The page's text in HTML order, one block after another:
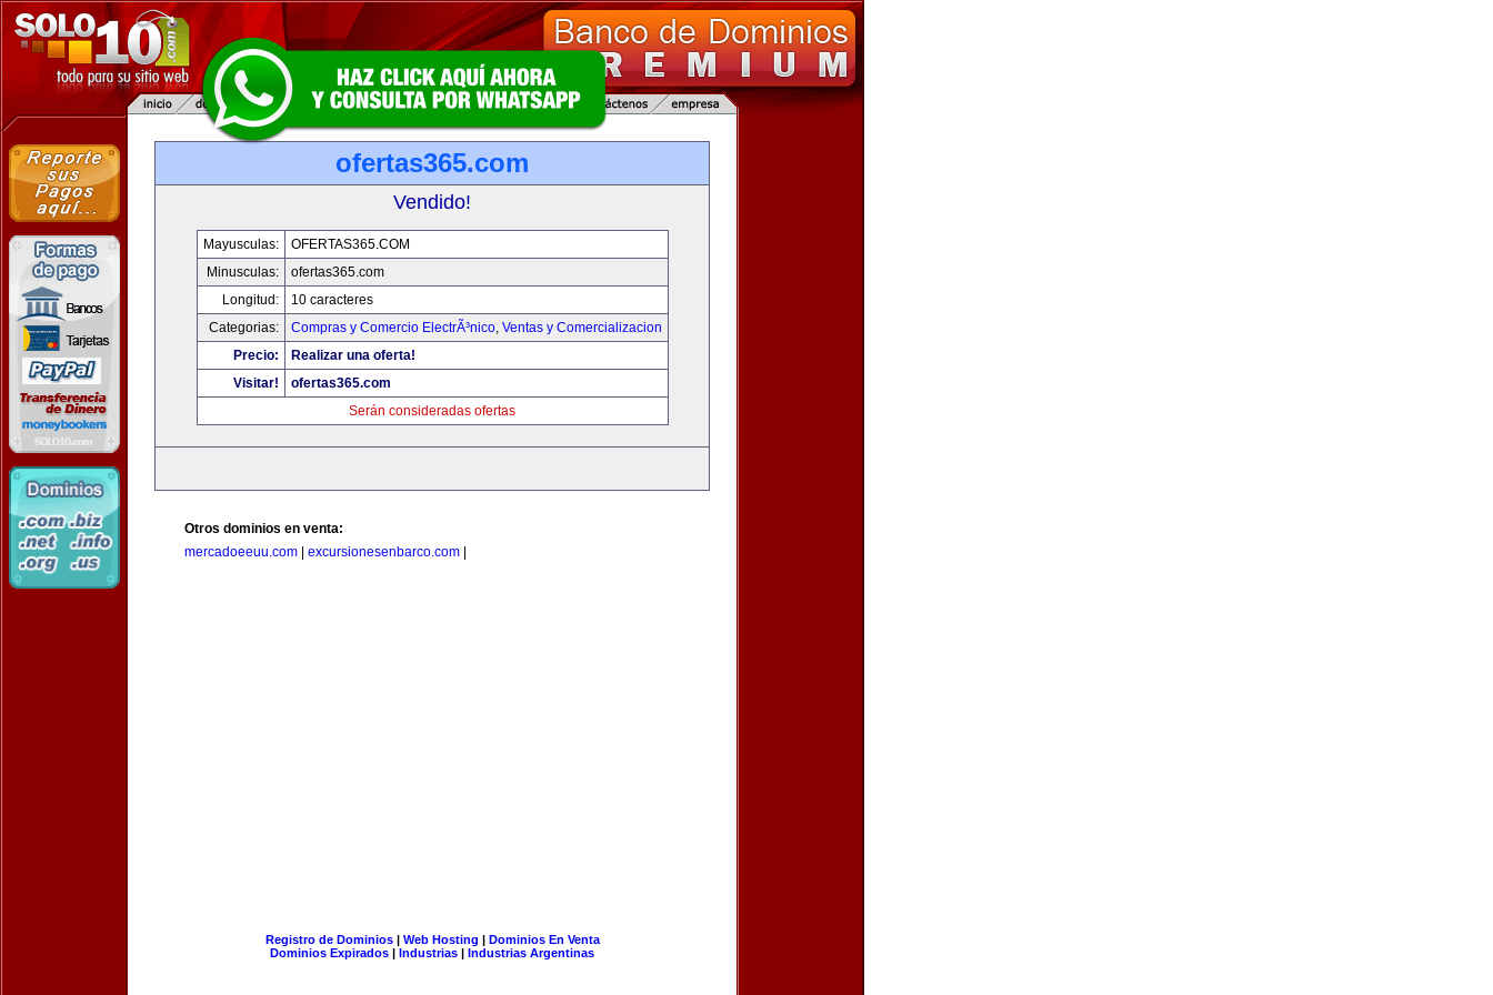
ofertas365.com
Vendido!
Mayusculas:
OFERTAS365.COM
Minusculas:
ofertas365.com
Longitud:
10 caracteres
Categorias:
Compras y Comercio ElectrÃ³nico, Ventas y Comercializacion
Precio:
Realizar una oferta!
Visitar!
ofertas365.com
Serán consideradas ofertas
Otros dominios en venta:
mercadoeeuu.com
excursionesenbarco.com
Registro de Dominios| Web Hosting | Dominios En Venta
Dominios Expirados | Industrias | Industrias Argentinas